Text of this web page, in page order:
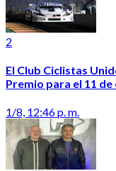
2
El Club Ciclistas
Premio para el 11
1/8, 12:46 p. m.